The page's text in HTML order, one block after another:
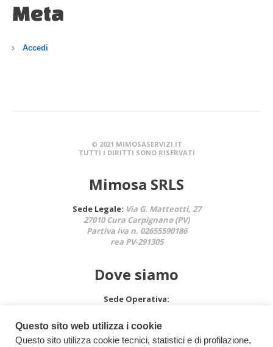
Meta
Accedi
© 2021 MIMOSASERVIZI.IT
TUTTI I DIRITTI SONO RISERVATI
Mimosa SRLS
Sede Legale: Via G. Matteotti, 27
27010 Cura Carpignano (PV)
Partiva Iva n. 02655590186
rea PV-291305
Dove siamo
Sede Operativa:
27010 Cura Carpignano (PV)
Questo sito web utilizza i cookie
Questo sito utilizza cookie tecnici, statistici e di profilazione,